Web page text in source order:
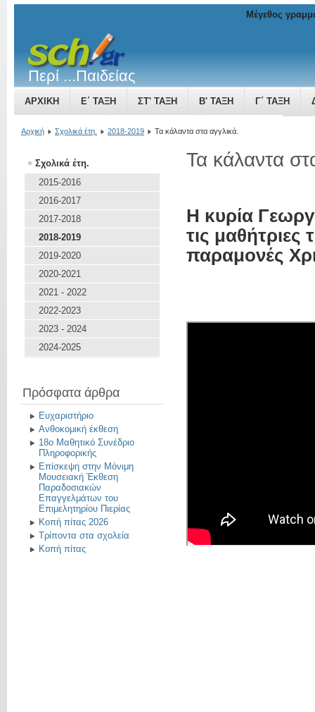
Περί ...Παιδείας
ΑΡΧΙΚΉ Ε΄ ΤΆΞΗ ΣΤ' ΤΆΞΗ Β' ΤΆΞΗ Γ΄ ΤΆΞΗ
ΤΟ ΒΥΖΑΝΤΙΝΌ ΚΡΆΤΟΣ ΜΙΑ ΔΎΝΑΜΗ ΠΟΥ ΜΕΓΑΛΏΝΕΙ
Μέγεθος
Αρχική Σχολικά έτη. 2018-2019 Τα κάλαντα στα αγγλικά.
Σχολικά έτη.
2015-2016
2016-2017
2017-2018
2018-2019
2019-2020
2020-2021
2021 - 2022
2022-2023
2023 - 2024
2024-2025
Πρόσφατα άρθρα
Ευχαριστήριο
Ανθοκομική έκθεση
18ο Μαθητικό Συνέδριο
Πληροφορικής
Επίσκεψη στην Μόνιμη
Μουσειακή Έκθεση
Παραδοσιακών
Επαγγελμάτων του
Επιμελητηρίου Πιερίας
Κοπή πίτας 2026
Τρίποντα στα σχολεία
Κοπή πίτας
Τα κάλαντα
Η κυρία
τις
παραμονές